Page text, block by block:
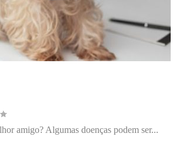
amigo? Algumas doenças podem ser...